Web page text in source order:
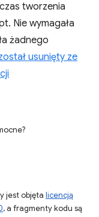
tworzenia
Nie wymagała
żadnego
usunięty ze
jest objęta licencją
, a fragmenty kodu są